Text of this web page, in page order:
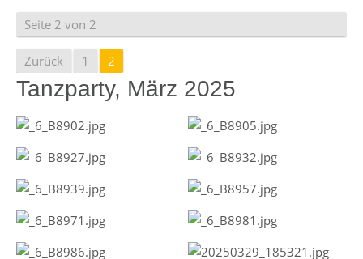
Seite 2 von 2
Zurück 1 2
Tanzparty, März 2025